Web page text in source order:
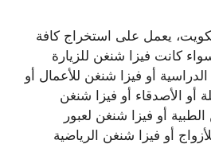
يعمل على استخراج كافة
كانت فيزا شنغن للزيارة
أو فيزا شنغن للأعمال أو
أو الأصدقاء أو فيزا شنغن
أو فيزا شنغن لعبور
أو فيزا شنغن الرياضية